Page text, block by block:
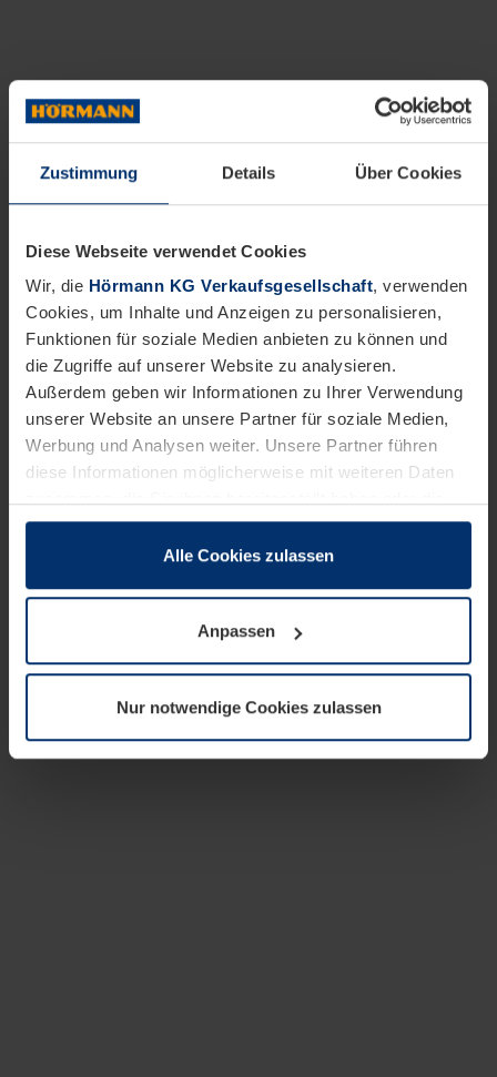
Zustimmung Details Über Cookies
Diese Webseite verwendet Cookies
Wir, die Hörmann KG Verkaufsgesellschaft, verwenden
Cookies, um Inhalte und Anzeigen zu personalisieren,
Funktionen für soziale Medien anbieten zu können und
die Zugriffe auf unserer Website zu analysieren.
Außerdem geben wir Informationen zu Ihrer Verwendung
unserer Website an unsere Partner für soziale Medien,
Werbung und Analysen weiter. Unsere Partner führen
diese Informationen möglicherweise mit weiteren Daten
sie im Rahmen Ihrer Nutzung der Dienste gesammelt
wenn diese für den Betrieb dieser Seite unbedingt
notwendig sind. Für alle anderen Cookie-Typen benötigen
wir Ihre Erlaubnis. Ihre Einwilligung können Sie jederzeit
Datenschutzerklärungunserer Website ändern oder
widerrufen.
Alle Cookies zulassen
Anpassen
Nur notwendige Cookies zulassen